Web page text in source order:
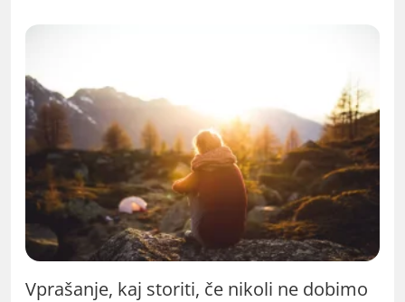
Vprašanje, kaj storiti, če nikoli ne dobimo